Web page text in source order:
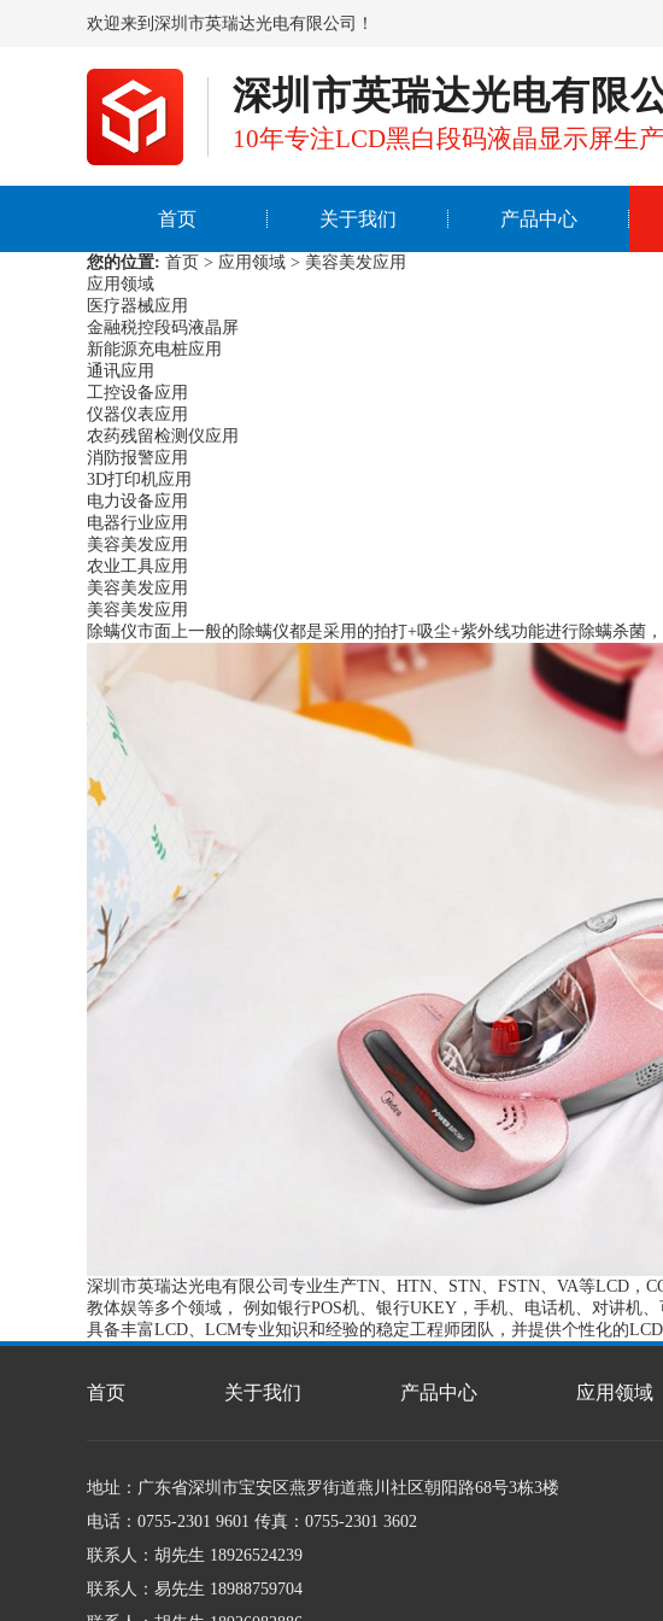
欢迎来到深圳市英瑞达光电有限公司！
深圳市英瑞达光电有限
10年专注LCD黑白段码液晶显示屏生产
首页 关于我们 产品中心
您的位置: 首页 > 应用领域 > 美容美发应用
应用领域
医疗器械应用
金融税控段码液晶屏
新能源充电桩应用
通讯应用
工控设备应用
仪器仪表应用
农药残留检测仪应用
消防报警应用
3D打印机应用
电力设备应用
电器行业应用
美容美发应用
农业工具应用
美容美发应用
美容美发应用
除螨仪市面上一般的除螨仪都是采用的拍打+吸尘+紫外线功能进行除螨杀菌
深圳市英瑞达光电有限公司专业生产TN、HTN、STN、FSTN、VA等LCD，
教体娱等多个领域， 例如银行POS机、银行UKEY，手机、电话机、对讲机
具备丰富LCD、LCM专业知识和经验的稳定工程师团队，并提供个性化的
首页 关于我们 产品中心 应用领域
地址：广东省深圳市宝安区燕罗街道燕川社区朝阳路68号3栋3楼
电话：0755-2301 9601 传真：0755-2301 3602
联系人：胡先生 18926524239
联系人：易先生 18988759704